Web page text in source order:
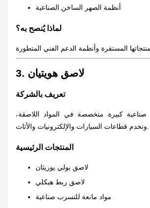
أنظمة الصهر الساخن الصناعية
لماذا يُنصح به؟
3. لاصق هويتيان
تعريف بالشركة
كبيرة متخصصة في المواد اللاصقة،
وتخدم قطاعات السيارات والإلكترونيات والأثاث.
المنتجات الرئيسية
لاصق بولي يوريثان
لاصق ربط هيكلي
مواد مانعة للتسرب صناعية